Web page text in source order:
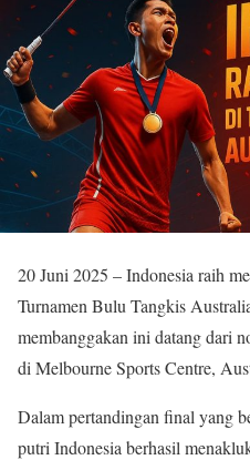
20 Juni 2025 – Indonesia raih
Turnamen Bulu Tangkis
membanggakan ini datang dari
di Melbourne Sports Centre,
Dalam pertandingan final yang
putri Indonesia berhasil